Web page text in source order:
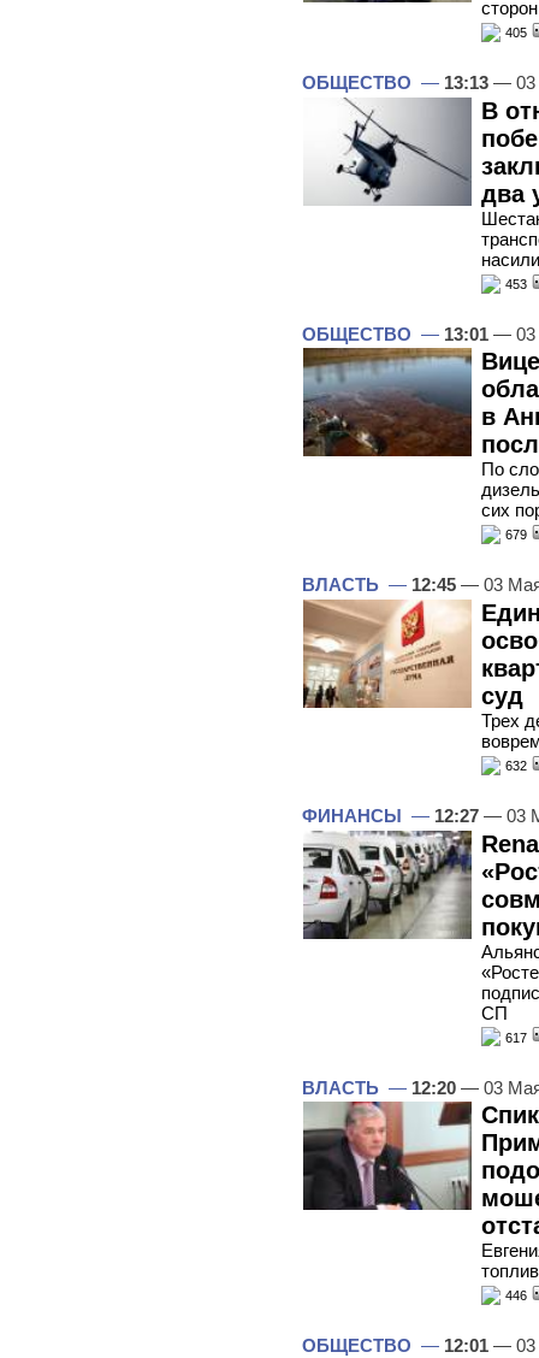
405
ОБЩЕСТВО — 13:13 — 03
В
два
453
ОБЩЕСТВО — 13:01 — 03
в
По
сих
679
ВЛАСТЬ — 12:45 — 03
суд
Трех
632
ФИНАНСЫ — 12:27 — 03
СП
617
ВЛАСТЬ — 12:20 — 03
446
ОБЩЕСТВО — 12:01 — 03